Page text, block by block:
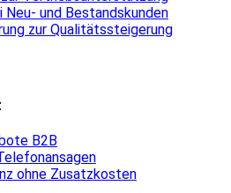
Neu- und Bestandskunden
zur Qualitätssteigerung
B2B
ohne Zusatzkosten